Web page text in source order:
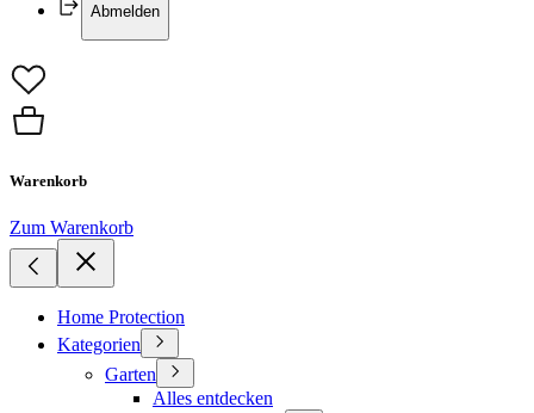
Abmelden
Warenkorb
Zum Warenkorb
Home Protection
Kategorien
Garten
Alles entdecken